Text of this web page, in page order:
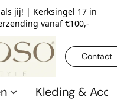
jij! | Kerksingel 17 in
vanaf €100,-
Contact
Kleding &